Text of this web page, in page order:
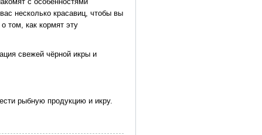
несколько красавиц, чтобы вы
том, как кормят эту
свежей чёрной икры и
рыбную продукцию и икру.